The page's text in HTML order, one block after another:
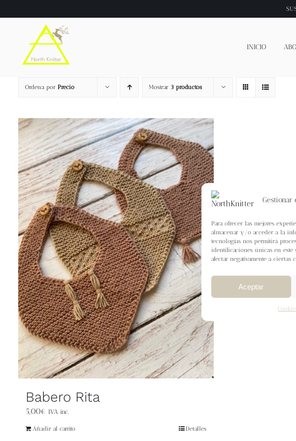
Gestionar
Para ofrecer las mejores
almacenar y/o acceder a la
tecnologías nos permitirá
identificaciones únicas en
afectar negativamente a ciertas
Aceptar
al
INICIO
Ordena por Precio Mostrar 3 productos
Babero Rita
5,00€ IVA inc.
Añadir al carrito Detalles